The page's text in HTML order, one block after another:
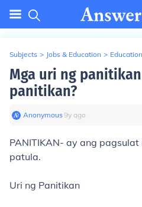
Subjects > Jobs & Education > Education
Mga uri ng
panitikan?
Anonymous∙9y ago
PANITIKAN- ay ang
patula.
Uri ng Panitikan